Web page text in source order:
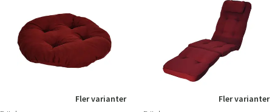
Fler varianter
Fler varianter